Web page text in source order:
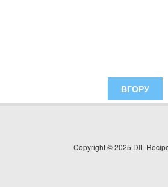
ВГОРУ
Copyright © 2025 DIL